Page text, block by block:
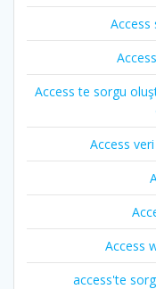
Access
Access te sorgu
Access
Access
access'te